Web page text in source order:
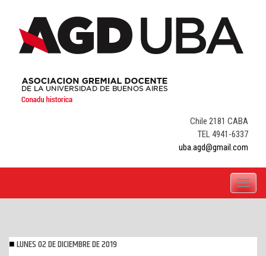
content
Chile 2181 CABA
TEL 4941-6337
uba.agd@gmail.com
Toggle
LUNES 02 DE DICIEMBRE DE 2019